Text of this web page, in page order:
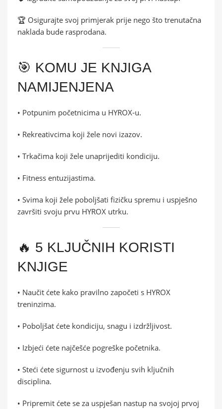
🏆 Osigurajte svoj primjerak prije nego što trenutačna
naklada bude rasprodana.
🎯 KOMU JE KNJIGA
NAMIJENJENA
• Potpunim početnicima u HYROX-u.
• Rekreativcima koji žele novi izazov.
• Trkačima koji žele unaprijediti kondiciju.
• Fitness entuzijastima.
• Svima koji žele poboljšati fizičku spremu i uspješno
završiti svoju prvu HYROX utrku.
🔥 5 KLJUČNIH KORISTI
KNJIGE
• Naučit ćete kako pravilno započeti s HYROX
treninzima.
• Poboljšat ćete kondiciju, snagu i izdržljivost.
• Izbjeći ćete najčešće pogreške početnika.
• Steći ćete sigurnost u izvođenju svih ključnih
disciplina.
• Pripremit ćete se za uspješan nastup na svojoj prvoj